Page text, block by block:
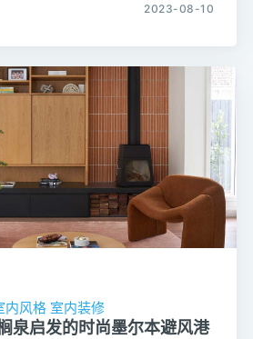
2023-08-10
内风格 室内装修
泉启发的时尚墨尔本避风港